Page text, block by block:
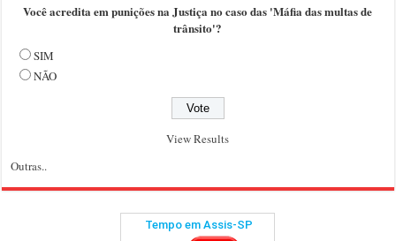
Você acredita em punições na Justiça no caso das 'Máfia das multas de
trânsito'?
SIM
NÃO
View Results
Outras..